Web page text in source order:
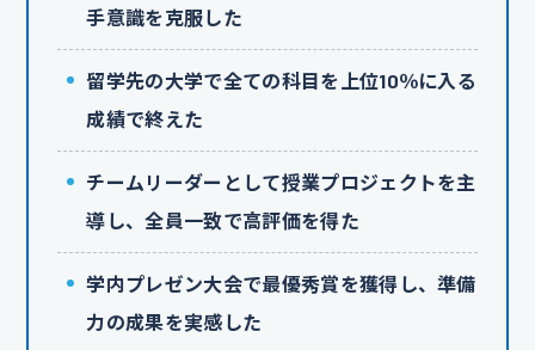
手意識を克服した
留学先の大学で全ての科目を上位10％に入る
成績で終えた
チームリーダーとして授業プロジェクトを主
導し、全員一致で高評価を得た
学内プレゼン大会で最優秀賞を獲得し、準備
力の成果を実感した